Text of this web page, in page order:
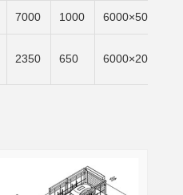
7000 1000 6000×5000
2350 650 6000×2000